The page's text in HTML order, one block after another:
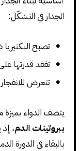
الجدار في التشكّل:
تصبح
تفقد قدرتها
تتعرض
يتصف الدواء
ببروتينات الدم
بالبقاء في الدورة